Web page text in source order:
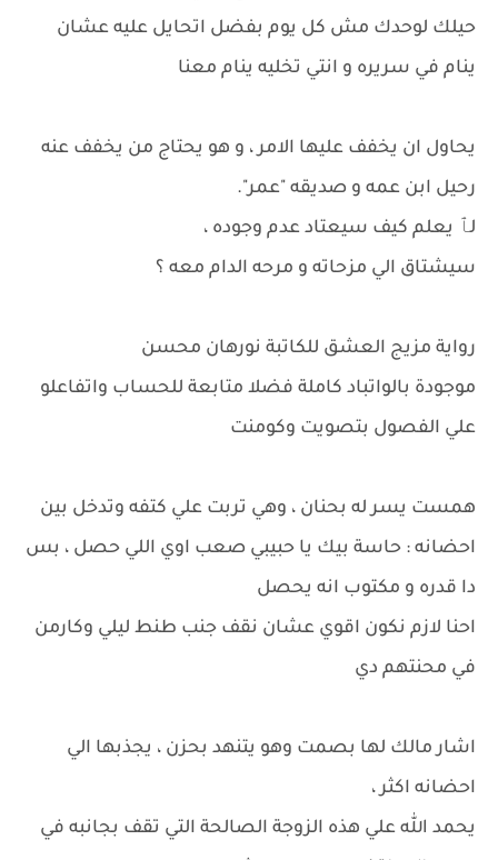
حيلك لوحدك مش كل يوم بفضل اتحايل عليه عشان
ينام في سريره و انتي تخليه ينام معنا
يحاول ان يخفف عليها الامر ، و هو يحتاج من يخفف عنه
رحيل ابن عمه و صديقه "عمر".
لٱ يعلم كيف سيعتاد عدم وجوده ،
سيشتاق الي مزحاته و مرحه الدام معه ؟
رواية مزيج العشق للكاتبة نورهان محسن
موجودة بالواتباد كاملة فضلا متابعة للحساب واتفاعلو
علي الفصول بتصويت وكومنت
همست يسر له بحنان ، وهي تربت علي كتفه وتدخل بين
احضانه : حاسة بيك يا حبيبي صعب اوي اللي حصل ، بس
دا قدره و مكتوب انه يحصل
احنا لازم نكون اقوي عشان نقف جنب طنط ليلي وكارمن
في محنتهم دي
اشار مالك لها بصمت وهو يتنهد بحزن ، يجذبها الي
احضانه اكثر ،
يحمد الله علي هذه الزوجة الصالحة التي تقف بجانبه في